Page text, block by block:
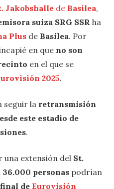
Jakobshalle de Basilea,
suiza SRG SSR ha
Plus de Basilea. Por
en que no son
en el que se
2025.
seguir la retransmisión
este estadio de
.
una extensión del St.
36.000 personas podrían
deEurovisión